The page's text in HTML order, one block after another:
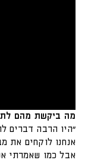
מה ביקשת מהם
"היו הרבה דברים
אבל כמו שאמרתי